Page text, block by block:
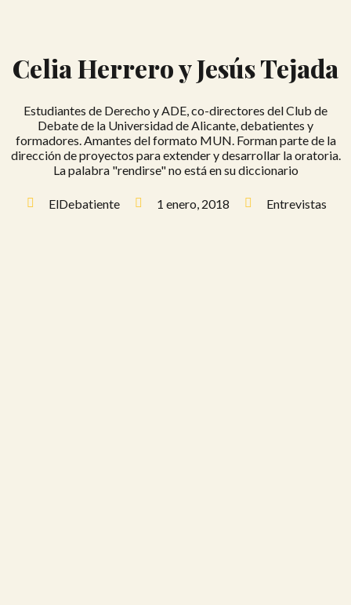
Celia Herrero y Jesús Tejada
Estudiantes de Derecho y ADE, co-directores del Club de
Debate de la Universidad de Alicante, debatientes y
formadores. Amantes del formato MUN. Forman parte de la
dirección de proyectos para extender y desarrollar la oratoria.
La palabra "rendirse" no está en su diccionario
ElDebatiente 1 enero, 2018 Entrevistas